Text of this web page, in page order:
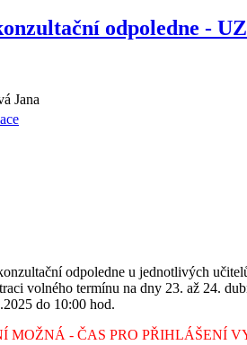
odpoledne -
Jana
odpoledne u jednotlivých
volného termínu na dny 23. až 24.
do 10:00 hod.
MOŽNÁ - ČAS PRO PŘIHLÁŠENÍ